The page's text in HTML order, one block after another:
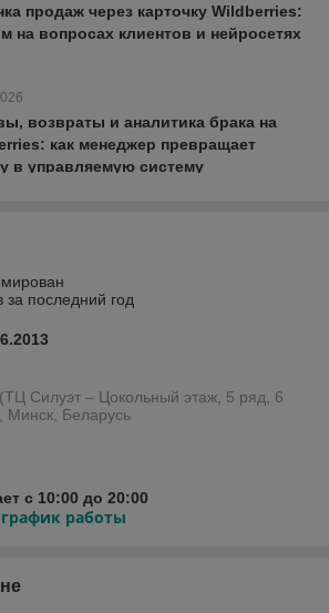
продаж через карточку Wildberries:
на вопросах клиентов и нейросетях
возвраты и аналитика брака на
как менеджер превращает
в управляемую систему
последний год
Силуэт – Цокольный этаж, 5 ряд, 6
Минск, Беларусь
с 10:00 до 20:00
работы